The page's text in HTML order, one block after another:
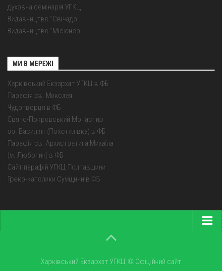
духовна семінарія УГКЦ
Видавництво "Свічадо"
Видавництво "Місіонер"
МИ В МЕРЕЖІ
Харківський Екзархат УГКЦ в ФБ
Парафія св. Миколая
Чудотворця в ФБ
Свято-Покровський Монастир
оо. Василіян (Покотилівка) в ФБ
Парафія св. Архистратига Михаїла
(м. Люботин) в ФБ
Сайт парафій УГКЦ Полтавщини
Греко-католики Сумщини в ФБ
Про екзархатХарківський Екзархат УГКЦ © Офіційний сайт